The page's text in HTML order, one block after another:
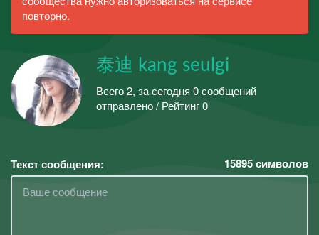
повторно.
泰迪 kang seulgi
Всего 2, за сегодня 0 сообщений
отправлено / Рейтинг 0
Текст сообщения: 15895символов